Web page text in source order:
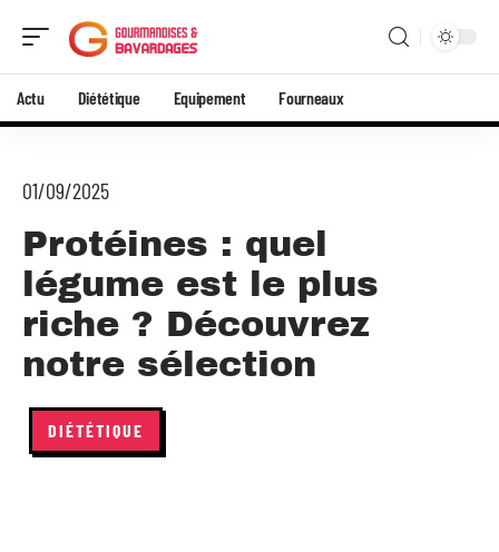
Actu Diététique Equipement Fourneaux
01/09/2025
Protéines : quel
légume est le plus
riche ? Découvrez
notre sélection
DIÉTÉTIQUE